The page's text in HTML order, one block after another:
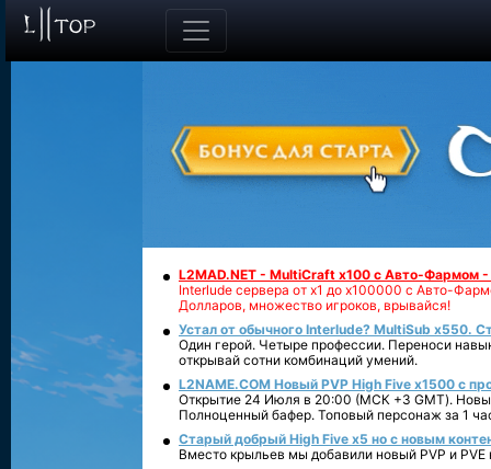
L2MAD.NET - MultiCraft x100 с Авто-Фармом
Interlude сервера от х1 до х100000 с Авто-
Долларов, множество игроков, врывайся!
Устал от обычного Interlude? MultiSub x550.
Один герой. Четыре профессии. Переноси
открывай сотни комбинаций умений.
L2NAME.COM Новый PVP High Five x1500 с
Открытие 24 Июля в 20:00 (МСК +3 GMT).
Полноценный бафер. Топовый персонаж за 1
Старый добрый High Five x5 но с новым
Вместо крыльев мы добавили новый PVP и PVE